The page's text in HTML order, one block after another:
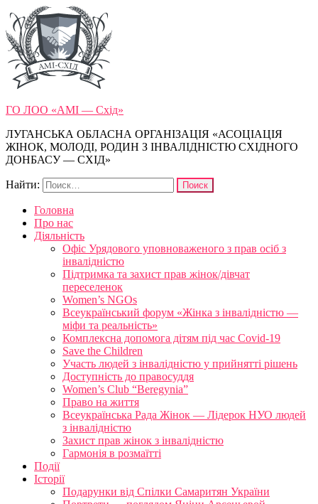
ГО ЛОО «АМІ — Схід»
ЛУГАНСЬКА ОБЛАСНА ОРГАНІЗАЦІЯ «АСОЦІАЦІЯ
ЖІНОК, МОЛОДІ, РОДИН З ІНВАЛІДНІСТЮ СХІДНОГО
ДОНБАСУ — СХІД»
Найти:
Головна
Про нас
Діяльність
Офіс Урядового уповноваженого з прав осіб з
інвалідністю
Підтримка та захист прав жінок/дівчат
переселенок
Women’s NGOs
Всеукраїнський форум «Жінка з інвалідністю —
міфи та реальність»
Комплексна допомога дітям під час Covid-19
Save the Children
Участь людей з інвалідністю у прийнятті рішень
Доступність до правосуддя
Women’s Club “Beregynia”
Право на життя
Всеукраїнська Рада Жінок — Лідерок НУО людей
з інвалідністю
Захист прав жінок з інвалідністю
Гармонія в розмаїтті
Події
Історії
Подарунки від Спілки Самаритян України